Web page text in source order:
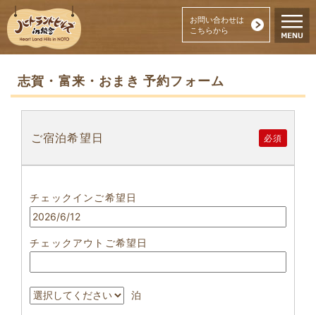
お問い合わせは
こちらから
志賀・富来・おまき 予約フォーム
ご宿泊希望日 必須
チェックインご希望日
チェックアウトご希望日
泊